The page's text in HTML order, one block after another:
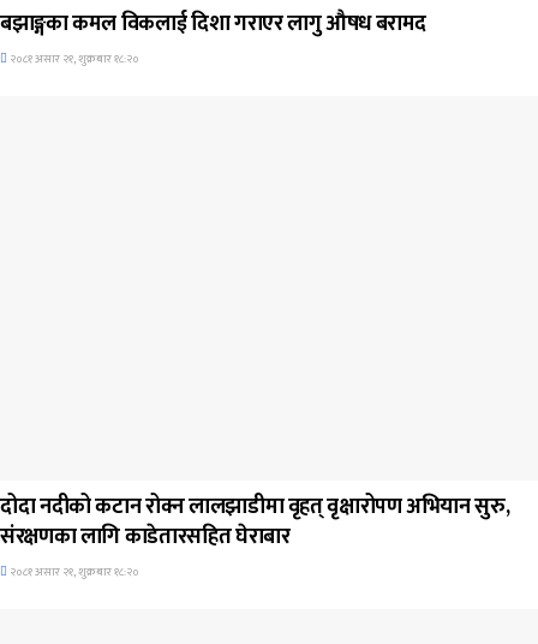
बझाङ्गका कमल विकलाई दिशा गराएर लागु औषध बरामद
२०८१ असार २१, शुक्रबार १८:२०
दोदा नदीको कटान रोक्न लालझाडीमा वृहत् वृक्षारोपण अभियान सुरु,
संरक्षणका लागि काडेतारसहित घेराबार
२०८१ असार २१, शुक्रबार १८:२०